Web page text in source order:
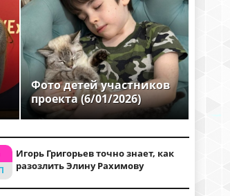
Фото детей участников
проекта (6/01/2026)
Игорь Григорьев точно знает, как
разозлить Элину Рахимову